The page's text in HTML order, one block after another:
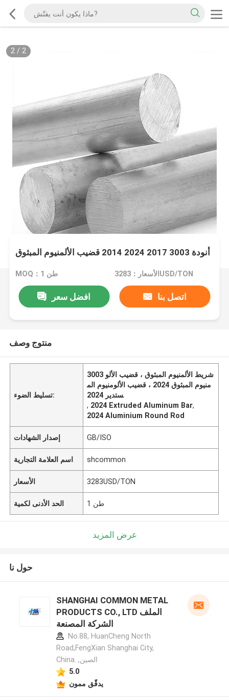
2/ 2
أنودة 3003 2017 2024 2014 قضيب الألمنيوم المبثوق
MOQ：1 طن الأسعار：3283USD/TON
افضل سعر اتصل بنا
منتوج وصف
تسليط الضوء:
3003 شريط الألمنيوم المبثوق ، قضيب الألو
منيوم المبثوق 2024 ، قضيب الألومنيوم الم
ستدير 2024
, 2024 Extruded Aluminum Bar,
2024 Aluminium Round Rod
إصدار الشهادات GB/ISO
اسم العلامة التجارية shcommon
الأسعار 3283USD/TON
الحد الأدنى لكمية 1 طن
عرض المزيد
حول نا
SHANGHAI COMMON METAL
PRODUCTS CO., LTD الملف
الشركة المصنعة
No.88, HuanCheng North
Road,FengXian Shanghai City,
China. ,الصين
5.0
يدقّق ممون